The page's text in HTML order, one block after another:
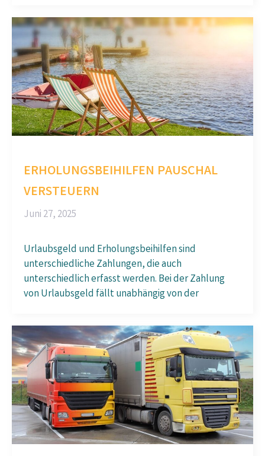
ERHOLUNGSBEIHILFEN PAUSCHAL
VERSTEUERN
Juni 27, 2025
Urlaubsgeld und Erholungsbeihilfen sind
unterschiedliche Zahlungen, die auch
unterschiedlich erfasst werden. Bei der Zahlung
von Urlaubsgeld fällt unabhängig von der